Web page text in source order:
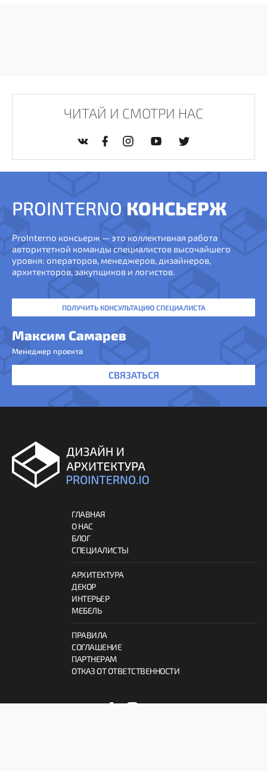
ЧИТАЙ И СМОТРИ НАС
PROINTERNO КОНСЬЕРЖ
ProInterno консьерж — это коллективная работа
авторитетной команды специалистов высочайшего
уровня: операторов, менеджеров, дизайнеров,
архитекторов, закупщиков и логистов.
ПОЛУЧИТЬ КОНСУЛЬТАЦИЮ СПЕЦИАЛИСТА
Максим Самарев
Менеджер проекта
СВЯЗАТЬСЯ
ГЛАВНАЯ
О НАС
БЛОГ
СПЕЦИАЛИСТЫ
АРХИТЕКТУРА
ДЕКОР
ИНТЕРЬЕР
МЕБЕЛЬ
ПРАВИЛА
СОГЛАШЕНИЕ
ПАРТНЕРАМ
ОТКАЗ ОТ ОТВЕТСТВЕННОСТИ